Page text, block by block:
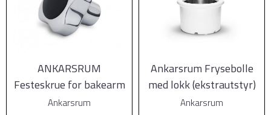
ANKARSRUM
Festeskrue for bakearm
Ankarsrum
Ankarsrum Frysebolle
med lokk (ekstrautstyr)
Ankarsrum